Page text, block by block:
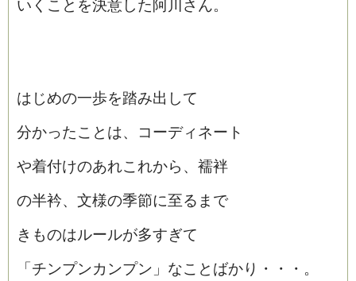
いくことを決意した阿川さん。
はじめの一歩を踏み出して
分かったことは、コーディネート
や着付けのあれこれから、襦袢
の半衿、文様の季節に至るまで
きものはルールが多すぎて
「チンプンカンプン」なことばかり・・・。